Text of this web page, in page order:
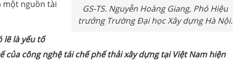
GS-TS. Nguyễn Hoàng Giang, Phó Hiệu
trưởng Trường Đại học Xây dựng Hà Nội.
một nguồn tài
lẽ là yếu tố
công nghệ tái chế phế thải xây dựng tại Việt Nam hiện